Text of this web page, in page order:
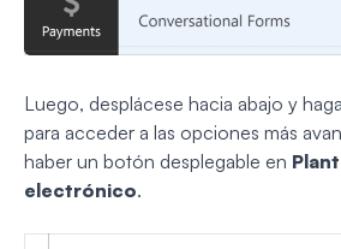
Luego, desplácese hacia abajo y
para acceder a las opciones más
haber un botón desplegable en
electrónico.